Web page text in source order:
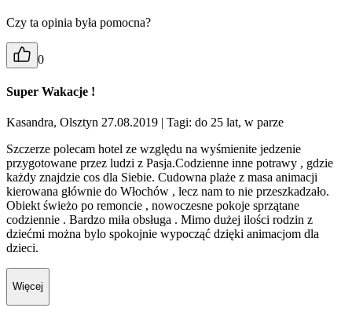
Czy ta opinia była pomocna?
0
Super Wakacje !
Kasandra, Olsztyn 27.08.2019 | Tagi: do 25 lat, w parze
Szczerze polecam hotel ze względu na wyśmienite jedzenie
przygotowane przez ludzi z Pasja.Codzienne inne potrawy , gdzie
każdy znajdzie cos dla Siebie. Cudowna plaże z masa animacji
kierowana głównie do Włochów , lecz nam to nie przeszkadzało.
Obiekt świeżo po remoncie , nowoczesne pokoje sprzątane
codziennie . Bardzo miła obsługa . Mimo dużej ilości rodzin z
dziećmi można bylo spokojnie wypocząć dzięki animacjom dla
dzieci.
Więcej